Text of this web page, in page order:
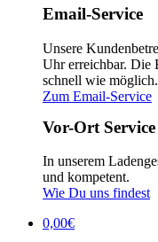
Email-Service
Unsere
Uhr erreichbar. Die
schnell wie möglich.
Zum Email-Service
Vor-Ort Service
In unserem
und kompetent.
Wie Du uns findest
0,00€